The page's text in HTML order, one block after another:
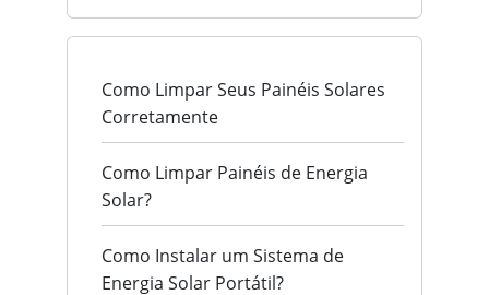
Como Limpar Seus Painéis Solares
Corretamente
Como Limpar Painéis de Energia
Solar?
Como Instalar um Sistema de
Energia Solar Portátil?